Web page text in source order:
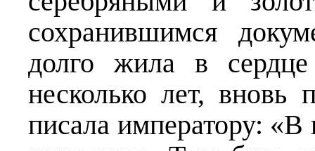
сохранившимся
долго жила в
несколько лет, вновь
писала императору: